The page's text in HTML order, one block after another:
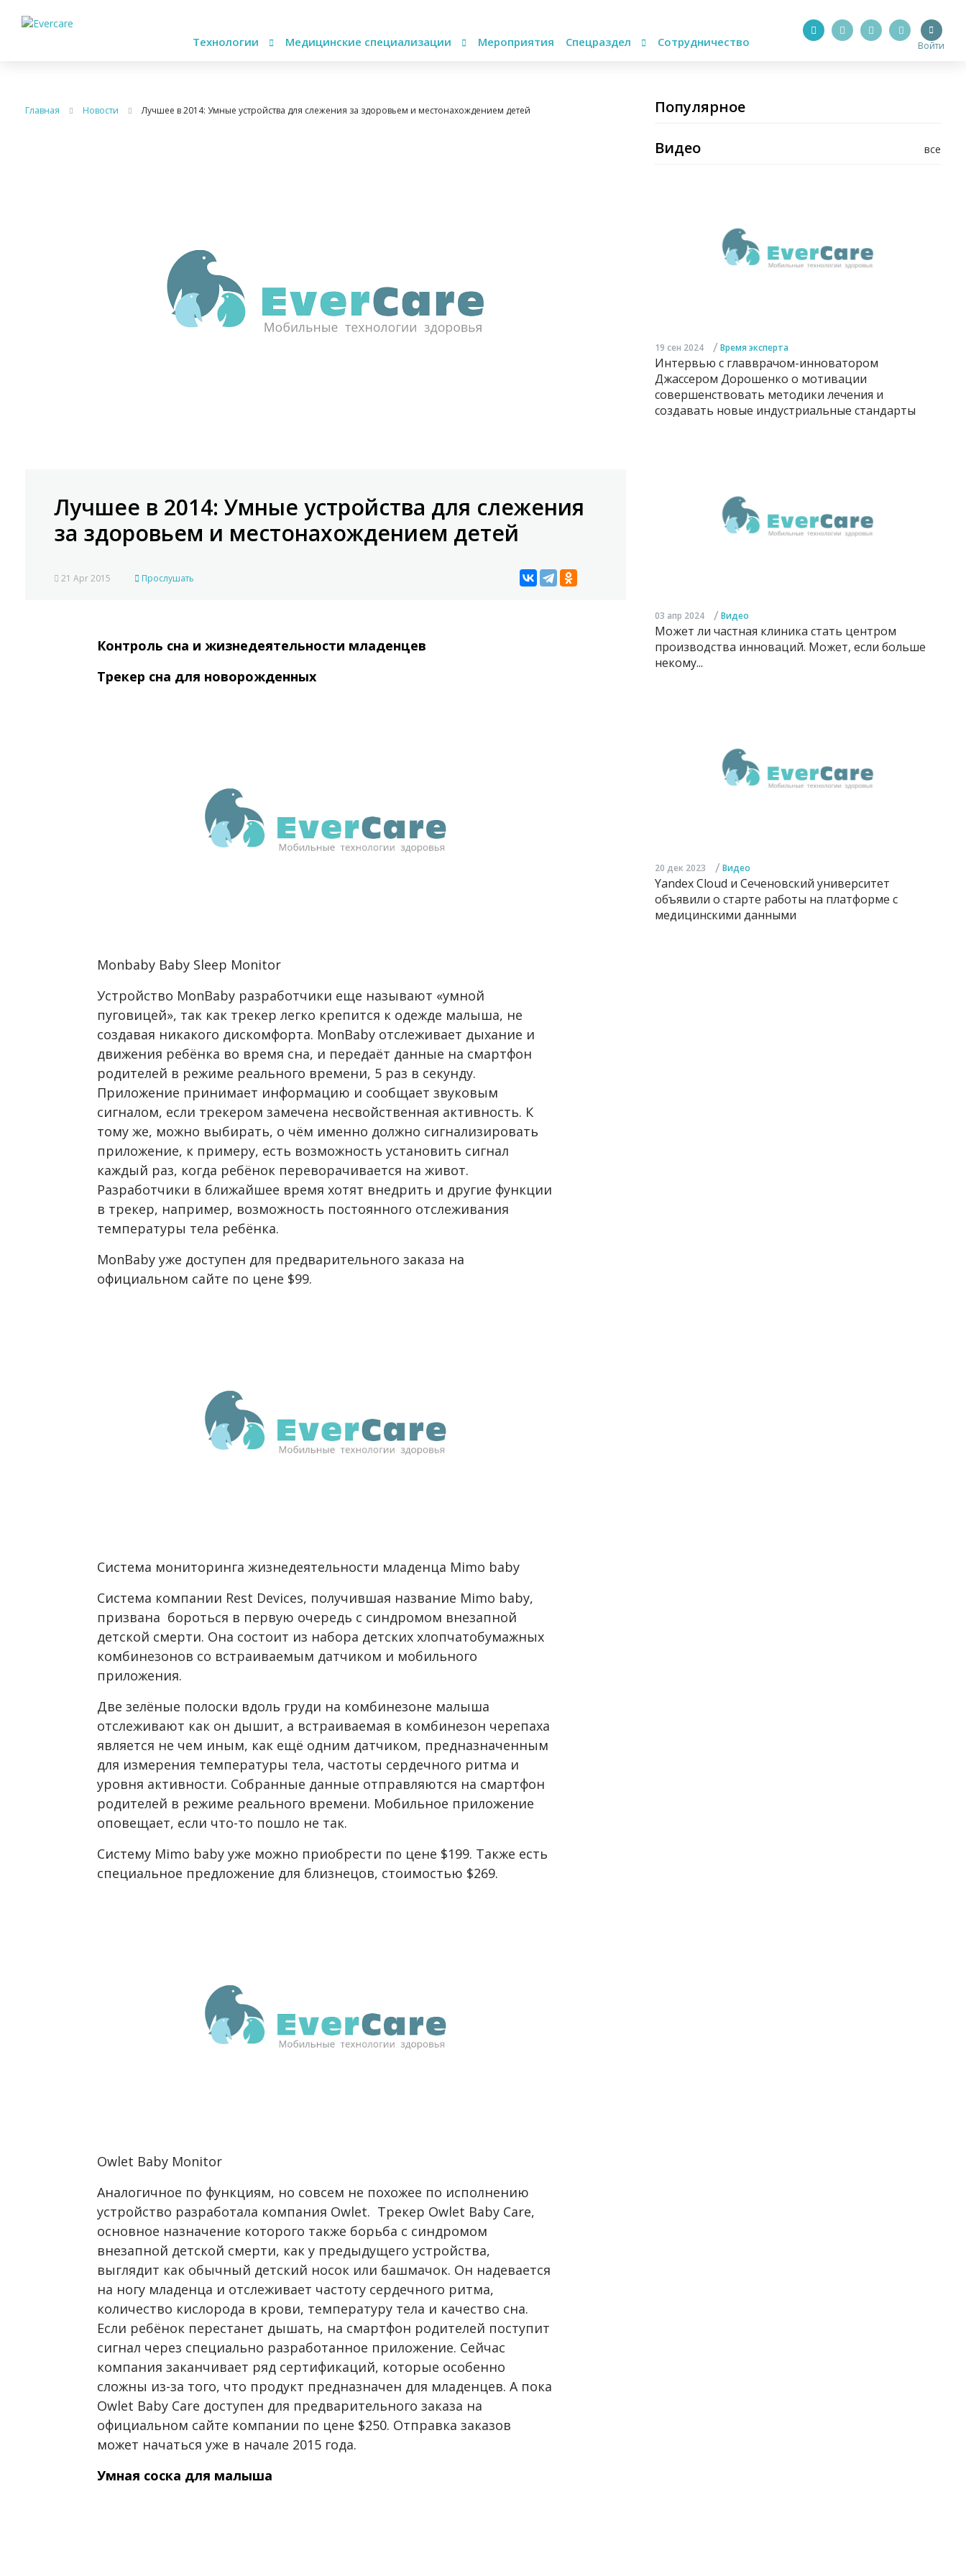
Технологии Медицинские специализации Мероприятия Спецраздел Сотрудничество Войти
Главная Новости Лучшее в 2014: Умные устройства для слежения за здоровьем и местонахождением детей
Лучшее в 2014: Умные устройства для слежения
за здоровьем и местонахождением детей
21 Apr 2015 Прослушать
Контроль сна и жизнедеятельности младенцев
Трекер сна для новорожденных
Monbaby Baby Sleep Monitor
Устройство MonBaby разработчики еще называют «умной
пуговицей», так как трекер легко крепится к одежде малыша, не
создавая никакого дискомфорта. MonBaby отслеживает дыхание и
движения ребёнка во время сна, и передаёт данные на смартфон
родителей в режиме реального времени, 5 раз в секунду.
Приложение принимает информацию и сообщает звуковым
сигналом, если трекером замечена несвойственная активность. К
тому же, можно выбирать, о чём именно должно сигнализировать
приложение, к примеру, есть возможность установить сигнал
каждый раз, когда ребёнок переворачивается на живот.
Разработчики в ближайшее время хотят внедрить и другие функции
в трекер, например, возможность постоянного отслеживания
температуры тела ребёнка.
MonBaby уже доступен для предварительного заказа на
официальном сайте по цене $99.
Система мониторинга жизнедеятельности младенца Mimo baby
Система компании Rest Devices, получившая название Mimo baby,
призвана бороться в первую очередь с синдромом внезапной
детской смерти. Она состоит из набора детских хлопчатобумажных
комбинезонов со встраиваемым датчиком и мобильного
приложения.
Две зелёные полоски вдоль груди на комбинезоне малыша
отслеживают как он дышит, а встраиваемая в комбинезон черепаха
является не чем иным, как ещё одним датчиком, предназначенным
для измерения температуры тела, частоты сердечного ритма и
уровня активности. Собранные данные отправляются на смартфон
родителей в режиме реального времени. Мобильное приложение
оповещает, если что-то пошло не так.
Систему Mimo baby уже можно приобрести по цене $199. Также есть
специальное предложение для близнецов, стоимостью $269.
Owlet Baby Monitor
Аналогичное по функциям, но совсем не похожее по исполнению
устройство разработала компания Owlet. Трекер Owlet Baby Care,
основное назначение которого также борьба с синдромом
внезапной детской смерти, как у предыдущего устройства,
выглядит как обычный детский носок или башмачок. Он надевается
на ногу младенца и отслеживает частоту сердечного ритма,
количество кислорода в крови, температуру тела и качество сна.
Если ребёнок перестанет дышать, на смартфон родителей поступит
сигнал через специально разработанное приложение. Сейчас
компания заканчивает ряд сертификаций, которые особенно
сложны из-за того, что продукт предназначен для младенцев. А пока
Owlet Baby Care доступен для предварительного заказа на
официальном сайте компании по цене $250. Отправка заказов
может начаться уже в начале 2015 года.
Умная соска для малыша
Популярное
все
Видео
19 сен 2024 / Время эксперта
Интервью с главврачом-инноватором
Джассером Дорошенко о мотивации
совершенствовать методики лечения и
создавать новые индустриальные стандарты
03 апр 2024 / Видео
Может ли частная клиника стать центром
производства инноваций. Может, если больше
некому...
20 дек 2023 / Видео
Yandex Cloud и Сеченовский университет
объявили о старте работы на платформе с
медицинскими данными